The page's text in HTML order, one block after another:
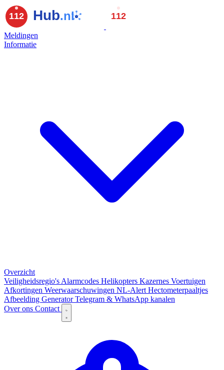
Meldingen
Informatie
Overzicht
Veiligheidsregio's Alarmcodes Helikopters Kazernes Voertuigen
Afkortingen Weerwaarschuwingen NL-Alert Hectometerpaaltjes
Afbeelding GeneratorTelegram & WhatsApp kanalen
Over ons Contact